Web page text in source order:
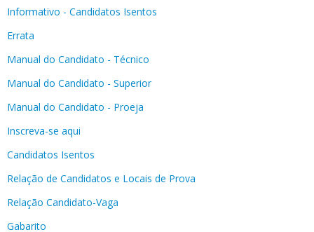
Informativo - Candidatos Isentos
Errata
Manual do Candidato - Técnico
Manual do Candidato - Superior
Manual do Candidato - Proeja
Inscreva-se aqui
Candidatos Isentos
Relação de Candidatos e Locais de Prova
Relação Candidato-Vaga
Gabarito